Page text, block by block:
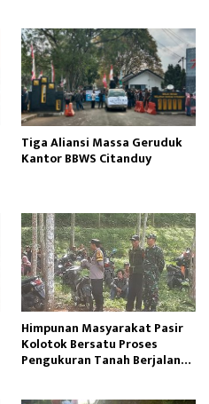
Tiga Aliansi Massa Geruduk
Kantor BBWS Citanduy
Himpunan Masyarakat Pasir
Kolotok Bersatu Proses
Pengukuran Tanah Berjalan